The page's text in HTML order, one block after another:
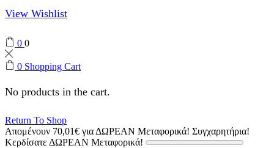
View Wishlist
0 0
0 Shopping Cart
No products in the cart.
Return To Shop
Απομένουν 70,01€ για ΔΩΡΕΑΝ Μεταφορικά! Συγχαρητήρια!
Κερδίσατε ΔΩΡΕΑΝ Μεταφορικά!